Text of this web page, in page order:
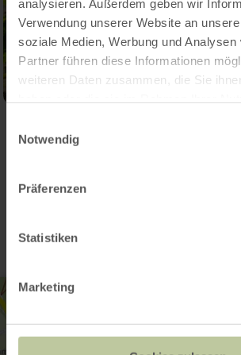
analysieren. Außerdem geben wir
Verwendung unserer Website an
soziale Medien, Werbung und Analysen
Partner führen diese Informationen
weiteren Daten zusammen, die Sie
Notwendig
Präferenzen
Statistiken
Marketing
Contact